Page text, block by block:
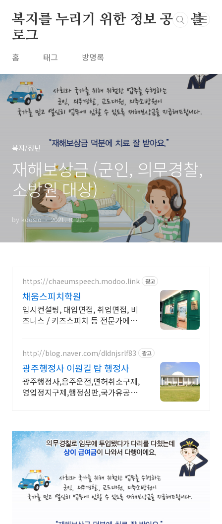
복지를 누리기 위한 정보 공유 블
로그
홈 태그 방명록
복지/청년
재해보상금 (군인, 의무경찰,
소방원 대상)
by koosio 2021. 8. 21.
https://chaeumspeech.modoo.link 광고
채움스피치학원
입시컨설팅, 대입면접, 취업면접, 비
즈니스 / 키즈스피치 등 전문가에게
http://blog.naver.com/dldnjsrlf83 광고
광주행정사 이원길 탑 행정사
광주행정사,음주운전,면허취소구제,
영업정지구제,행정심판,국가유공자,